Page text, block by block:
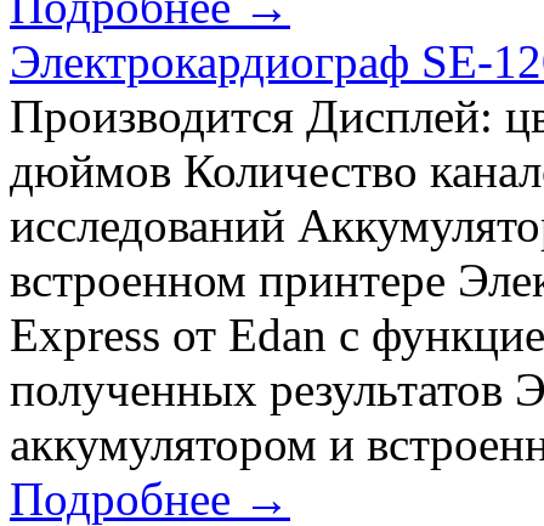
Электрокардиограф SE-
Производится Дисплей:
дюймов Количество
исследований
встроенном принтере
Express от Edan с
полученных результатов
аккумулятором и
Подробнее →